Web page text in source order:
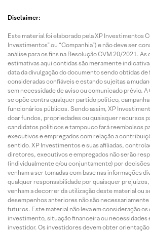
Disclaimer:
Este material foi elaborado pela XP Investimentos
Investimentos” ou “Companhia”) e não deve ser
análise para os fins na Resolução CVM 20/2021.
estimativas aqui contidas são meramente
data da divulgação do documento sendo obtidas
consideradas confiáveis e estando sujeitas a
sem necessidade de aviso ou comunicado prévio. A
se opõe contra qualquer partido político,
funcionários públicos. Sendo assim, XP
doar fundos, propriedades ou quaisquer recursos
candidatos políticos e tampouco fará reembolsos
executivos e empregados com relação a
sentido. XP Investimentos e suas afiliadas,
diretores, executivos e empregados não serão
(individualmente e/ou conjuntamente) por
venham a ser tomadas com base nas informações
qualquer responsabilidade por quaisquer
venham a decorrer da utilização deste material ou
desempenhos anteriores não são
futuros. Este material não leva em consideração
investimento, situação financeira ou necessidades
investidor. Os investidores devem obter